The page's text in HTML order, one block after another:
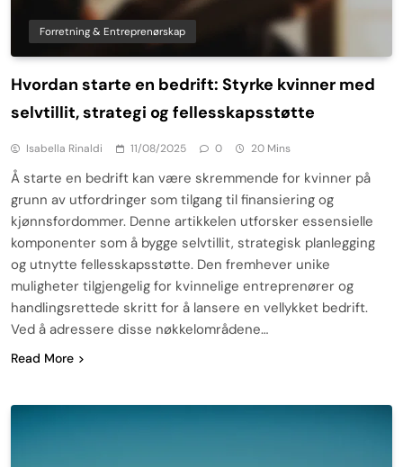
Forretning & Entreprenørskap
Hvordan starte en bedrift: Styrke kvinner med
selvtillit, strategi og fellesskapsstøtte
Isabella Rinaldi 11/08/2025 0 20 Mins
Å starte en bedrift kan være skremmende for kvinner på
grunn av utfordringer som tilgang til finansiering og
kjønnsfordommer. Denne artikkelen utforsker essensielle
komponenter som å bygge selvtillit, strategisk planlegging
og utnytte fellesskapsstøtte. Den fremhever unike
muligheter tilgjengelig for kvinnelige entreprenører og
handlingsrettede skritt for å lansere en vellykket bedrift.
Ved å adressere disse nøkkelområdene…
Read More